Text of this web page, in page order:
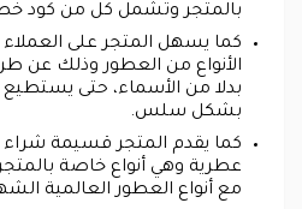
بالمتجر وتشمل كل من كود
كما يسهل المتجر على
الأنواع من العطور وذلك عن
بدلا من الأسماء، حتى يستطيع
بشكل سلس.
كما يقدم المتجر قسيمة شراء
عطرية وهي أنواع خاصة
مع أنواع العطور العالمية